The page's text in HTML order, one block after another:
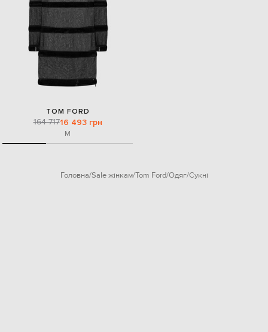
TOM FORD
164 71716 493 грн
M
Головна Sale жінкам Tom Ford Одяг Сукні